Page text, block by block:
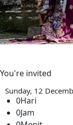
You're invited
Sunday, 12
0Hari
0Jam